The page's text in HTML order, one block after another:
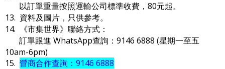
以訂單重量按照運輸公司標準收費，80元起。
13. 資料及圖片，只供參考。
14. 《市集世界》聯絡方式：
訂單跟進 WhatsApp查詢：9146 6888 (星期一至五
10am-6pm)
15. 營商合作查詢：9146 6888